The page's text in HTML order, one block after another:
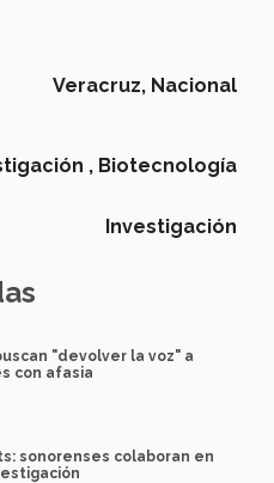
Veracruz, Nacional
, Biotecnología
Investigación
"devolver la voz" a
con afasia
sonorenses colaboran en